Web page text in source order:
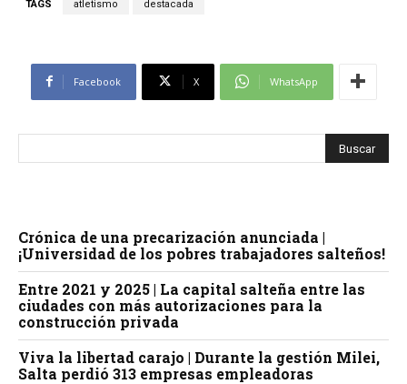
TAGS atletismo destacada
Facebook X WhatsApp
Crónica de una precarización anunciada |
¡Universidad de los pobres trabajadores salteños!
Entre 2021 y 2025 | La capital salteña entre las
ciudades con más autorizaciones para la
construcción privada
Viva la libertad carajo | Durante la gestión Milei,
Salta perdió 313 empresas empleadoras